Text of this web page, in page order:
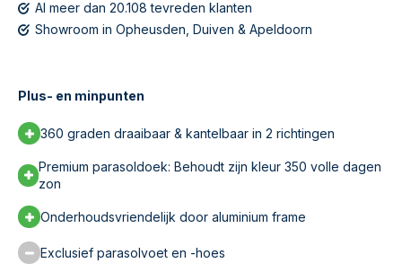
Al meer dan 20.108 tevreden klanten
Showroom in Opheusden, Duiven & Apeldoorn
Plus- en minpunten
360 graden draaibaar & kantelbaar in 2 richtingen
Premium parasoldoek: Behoudt zijn kleur 350 volle dagen
zon
Onderhoudsvriendelijk door aluminium frame
Exclusief parasolvoet en -hoes